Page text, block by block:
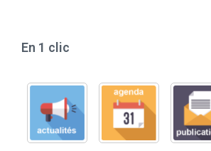
En 1 clic